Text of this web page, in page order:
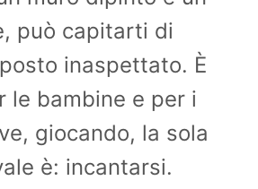
può capitarti di
inaspettato. È
le bambine e per i
giocando, la sola
è: incantarsi.